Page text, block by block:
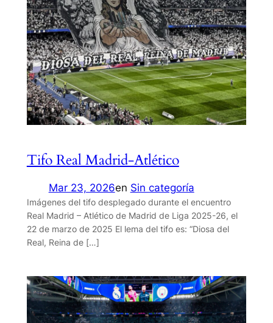
Tifo Real Madrid-Atlético
Mar 23, 2026en Sin categoría
Imágenes del tifo desplegado durante el encuentro
Real Madrid – Atlético de Madrid de Liga 2025-26, el
22 de marzo de 2025 El lema del tifo es: “Diosa del
Real, Reina de […]